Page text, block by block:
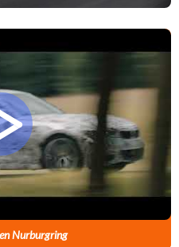
Nurburgring